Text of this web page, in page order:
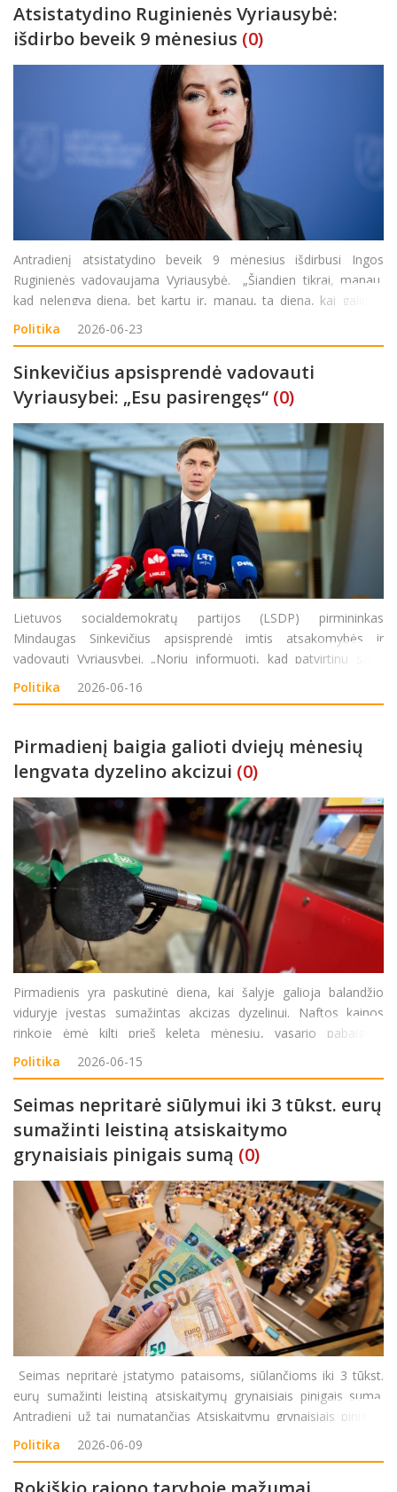
Atsistatydino Ruginienės Vyriausybė:
išdirbo beveik 9 mėnesius (0)
Antradienį atsistatydino beveik 9 mėnesius išdirbusi Ingos
Ruginienės vadovaujama Vyriausybė. „Šiandien tikrai, manau,
kad nelengva diena, bet kartu ir, manau, ta diena, kai galime,
matyt, ir peržvelgti metus, kaip dirbome, kokius rezultatus
pasiekėme. Esu ne vie
Politika 2026-06-23
Sinkevičius apsisprendė vadovauti
Vyriausybei: „Esu pasirengęs“ (0)
Lietuvos socialdemokratų partijos (LSDP) pirmininkas
Mindaugas Sinkevičius apsisprendė imtis atsakomybės ir
vadovauti Vyriausybei. „Noriu informuoti, kad patvirtinu savo
pasiryžimą prisiimti atsakomybę už naujos Vyriausybės
formavimą ir eiti ministro pirmininko pareigas“, – savo &
Politika 2026-06-16
Pirmadienį baigia galioti dviejų mėnesių
lengvata dyzelino akcizui (0)
Pirmadienis yra paskutinė diena, kai šalyje galioja balandžio
viduryje įvestas sumažintas akcizas dyzelinui. Naftos kainos
rinkoje ėmė kilti prieš keletą mėnesių, vasario pabaigoje
prasidėjus kariniam konfliktui Artimuosiuose Rytuose ir sutrikus
laivybai Hormuzo sąsiauryje. Praėjusią
Politika 2026-06-15
Seimas nepritarė siūlymui iki 3 tūkst. eurų
sumažinti leistiną atsiskaitymo
grynaisiais pinigais sumą (0)
Seimas nepritarė įstatymo pataisoms, siūlančioms iki 3 tūkst.
eurų sumažinti leistiną atsiskaitymų grynaisiais pinigais sumą.
Antradienį už tai numatančias Atsiskaitymų grynaisiais pinigais
ribojimo įstatymo pataisas po pateikimo balsavo tik 19
parlamentarų, prieš buvo 22, susilaikė 30
Politika 2026-06-09